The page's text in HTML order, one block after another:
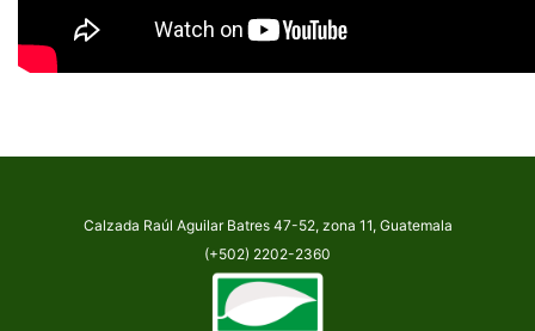
Calzada Raúl Aguilar Batres 47-52, zona 11, Guatemala
(+502) 2202-2360